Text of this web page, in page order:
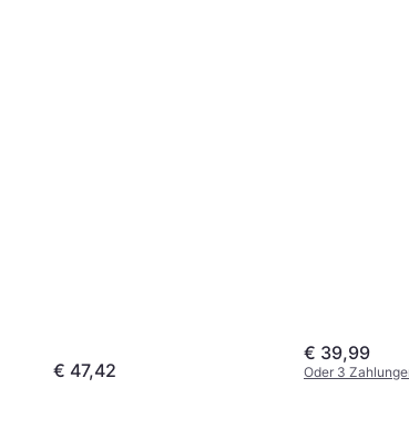
€ 47,42
€ 39,99
Oder 3